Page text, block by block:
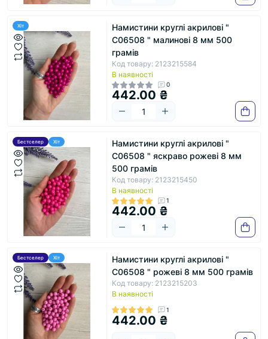
Хіт
Намистини круглі акрилові "
С06508 " малинові 8 мм 500
грамів
Код товару: 2123215584
В наявності
0
442.00 ₴
Бестселер Хіт
Намистини круглі акрилові "
С06508 " яскраво рожеві 8 мм
500 грамів
Код товару: 2123215450
В наявності
1
442.00 ₴
Бестселер Хіт
Намистини круглі акрилові "
С06508 " рожеві 8 мм 500 грамів
Код товару: 2123215203
В наявності
1
442.00 ₴